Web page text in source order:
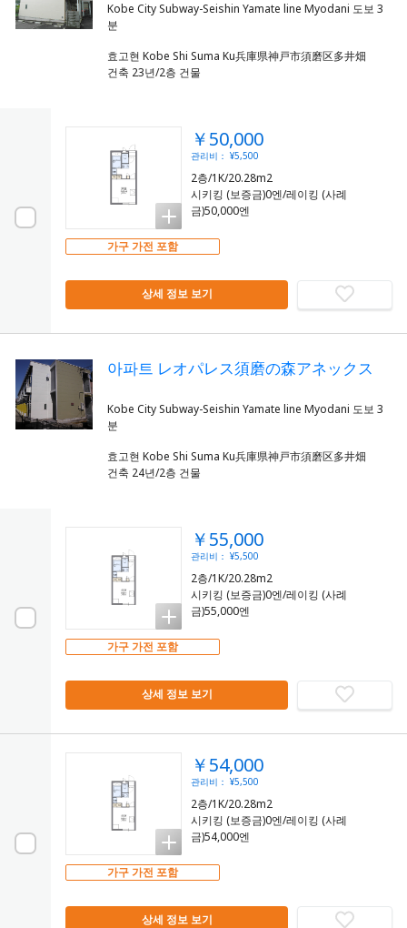
Kobe City Subway-Seishin Yamate line Myodani 도보 3
효고현 Kobe Shi Suma Ku兵庫県神戸市須磨区多井畑
건축 23년/2층 건물
￥50,000
관리비： ¥5,500
2층/1K/20.28m2
시키킹 (보증금)0엔/레이킹 (사례
금)50,000엔
가구 가전 포함
상세 정보 보기
아파트 レオパレス須磨の森アネックス
Kobe City Subway-Seishin Yamate line Myodani 도보 3
효고현 Kobe Shi Suma Ku兵庫県神戸市須磨区多井畑
건축 24년/2층 건물
￥55,000
관리비： ¥5,500
2층/1K/20.28m2
시키킹 (보증금)0엔/레이킹 (사례
금)55,000엔
가구 가전 포함
상세 정보 보기
￥54,000
관리비： ¥5,500
2층/1K/20.28m2
시키킹 (보증금)0엔/레이킹 (사례
금)54,000엔
가구 가전 포함
상세 정보 보기